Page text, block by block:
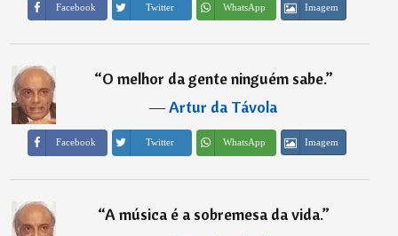
Facebook Twitter WhatsApp Imagem
“O melhor da gente ninguém sabe.”
―Artur da Távola
Facebook Twitter WhatsApp Imagem
“A música é a sobremesa da vida.”